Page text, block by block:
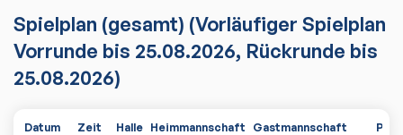
Spielplan (gesamt) (Vorläufiger Spielplan
Vorrunde bis 25.08.2026, Rückrunde bis
25.08.2026)
Datum Zeit Halle Heimmannschaft Gastmannschaft PDF